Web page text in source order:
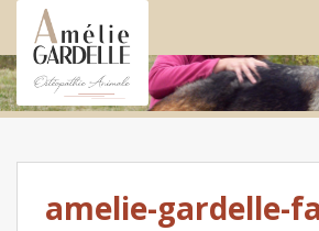
amelie-gardelle-